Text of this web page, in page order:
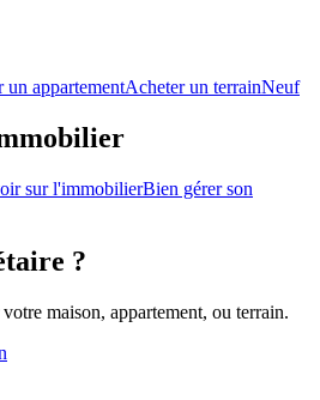
un appartementAcheter un terrainNeuf
sur l'immobilierBien gérer son
?
maison, appartement, ou terrain.